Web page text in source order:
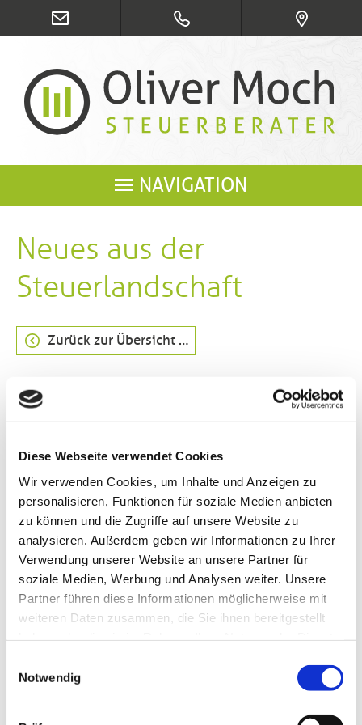
Diese Webseite verwendet Cookies
Wir verwenden Cookies, um Inhalte und Anzeigen zu
personalisieren, Funktionen für soziale Medien anbieten
zu können und die Zugriffe auf unsere Website zu
analysieren. Außerdem geben wir Informationen zu Ihrer
Verwendung unserer Website an unsere Partner für
soziale Medien, Werbung und Analysen weiter. Unsere
Partner führen diese Informationen möglicherweise mit
weiteren Daten zusammen, die Sie ihnen bereitgestellt
Cookies, wenn Sie unsere Webseite weiterhin nutzen.
Notwendig
NAVIGATION
Neues aus der
Steuerlandschaft
Zurück zur Übersicht …
Reisekosten zwischen Wohnung und
Betriebsstätte:
sich grundlegend geändert
Fahrten von der Wohnung zu dem Ort, an dem die
freiberufliche Tätigkeit ausgeführt wird, sieht das
Bundesfinanzministerium nicht als Reisekosten an.
Aufwendungen dieser Art können – wie bei
Arbeitsnehmern auch – lediglich in Höhe der
Entfernungspauschale geltend gemacht werden.
Als Betriebsstätte gilt dabei der Ort, an dem der
Steuerpflichtige seiner Arbeit für mehr als 48 Monate
Arbeitszimmer ist davon ausgenommen. Gibt es